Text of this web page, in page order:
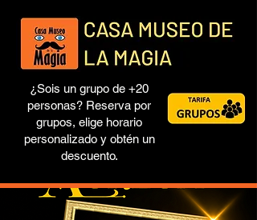
¿Sois un grupo de +20
personas? Reserva por
grupos, elige horario
personalizado y obtén un
descuento.